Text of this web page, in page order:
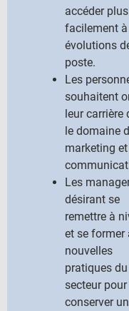
accéder plus
facilement
évolutions
poste.
Les
souhaitent
leur carrière
le domaine
marketing
Les
désirant se
remettre à
et se former
nouvelles
pratiques du
secteur pour
conserver un